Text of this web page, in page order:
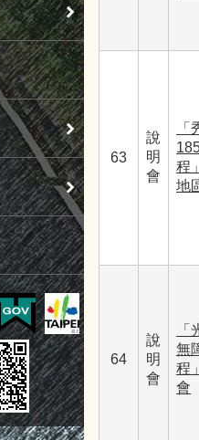
63
說
明
會
程
地
64
說
明
會
無
程
會